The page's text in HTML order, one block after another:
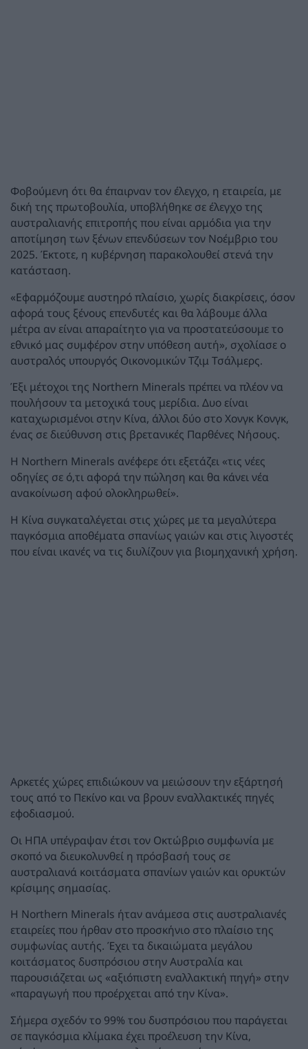
Φοβούμενη ότι θα έπαιρναν τον έλεγχο, η εταιρεία, με
δική της πρωτοβουλία, υποβλήθηκε σε έλεγχο της
αυστραλιανής επιτροπής που είναι αρμόδια για την
αποτίμηση των ξένων επενδύσεων τον Νοέμβριο του
2025. Έκτοτε, η κυβέρνηση παρακολουθεί στενά την
κατάσταση.
«Εφαρμόζουμε αυστηρό πλαίσιο, χωρίς διακρίσεις, όσον
αφορά τους ξένους επενδυτές και θα λάβουμε άλλα
μέτρα αν είναι απαραίτητο για να προστατεύσουμε το
εθνικό μας συμφέρον στην υπόθεση αυτή», σχολίασε ο
αυστραλός υπουργός Οικονομικών Τζιμ Τσάλμερς.
Έξι μέτοχοι της Northern Minerals πρέπει να πλέον να
πουλήσουν τα μετοχικά τους μερίδια. Δυο είναι
καταχωρισμένοι στην Κίνα, άλλοι δύο στο Χονγκ Κονγκ,
ένας σε διεύθυνση στις βρετανικές Παρθένες Νήσους.
Η Northern Minerals ανέφερε ότι εξετάζει «τις νέες
οδηγίες σε ό,τι αφορά την πώληση και θα κάνει νέα
ανακοίνωση αφού ολοκληρωθεί».
Η Κίνα συγκαταλέγεται στις χώρες με τα μεγαλύτερα
παγκόσμια αποθέματα σπανίως γαιών και στις λιγοστές
που είναι ικανές να τις διυλίζουν για βιομηχανική χρήση.
Αρκετές χώρες επιδιώκουν να μειώσουν την εξάρτησή
τους από το Πεκίνο και να βρουν εναλλακτικές πηγές
εφοδιασμού.
Οι ΗΠΑ υπέγραψαν έτσι τον Οκτώβριο συμφωνία με
σκοπό να διευκολυνθεί η πρόσβασή τους σε
αυστραλιανά κοιτάσματα σπανίων γαιών και ορυκτών
κρίσιμης σημασίας.
Η Northern Minerals ήταν ανάμεσα στις αυστραλιανές
εταιρείες που ήρθαν στο προσκήνιο στο πλαίσιο της
συμφωνίας αυτής. Έχει τα δικαιώματα μεγάλου
κοιτάσματος δυσπρόσιου στην Αυστραλία και
παρουσιάζεται ως «αξιόπιστη εναλλακτική πηγή» στην
«παραγωγή που προέρχεται από την Κίνα».
Σήμερα σχεδόν το 99% του δυσπρόσιου που παράγεται
σε παγκόσμια κλίμακα έχει προέλευση την Κίνα,